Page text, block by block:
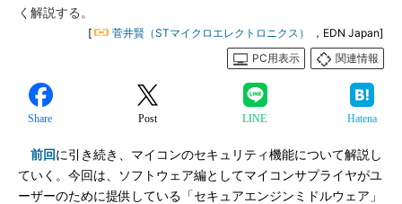
く解説する。
[ 菅井賢（STマイクロエレクトロニクス）
，EDN Japan]
PC用表示
関連情報
Share Post LINE Hatena
前回に引き続き、マイコンのセキュリティ機能について解説し
ていく。今回は、ソフトウェア編としてマイコンサプライヤがユ
ーザーのために提供している「セキュアエンジンミドルウェア」